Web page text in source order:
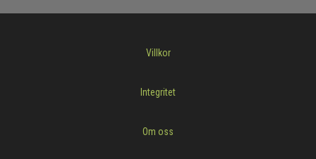
Villkor
Integritet
Om oss